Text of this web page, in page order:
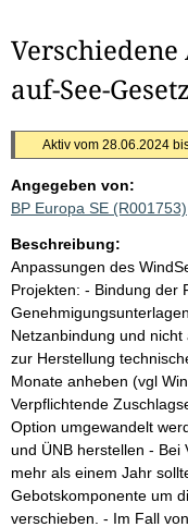
auf-See-Gesetz
Aktiv vom 28.06.2024
Angegeben von:
BP Europa SE (R001753)
Beschreibung:
Anpassungen des
Projekten: - Bindung der
Netzanbindung und
zur Herstellung
Monate anheben (vgl
Verpflichtende
Option umgewandelt
und ÜNB herstellen - Bei
mehr als einem Jahr
Gebotskomponente um
verschieben. - Im Fall